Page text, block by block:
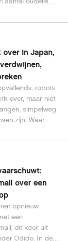
20 mei 2026.
apparaat meteen
over in Japan,
robots
over, maar niet
simpelweg
zijn. Waar
wordt
voor banen, is
over een
opnieuw
een
dit keer uit
Odido. In de